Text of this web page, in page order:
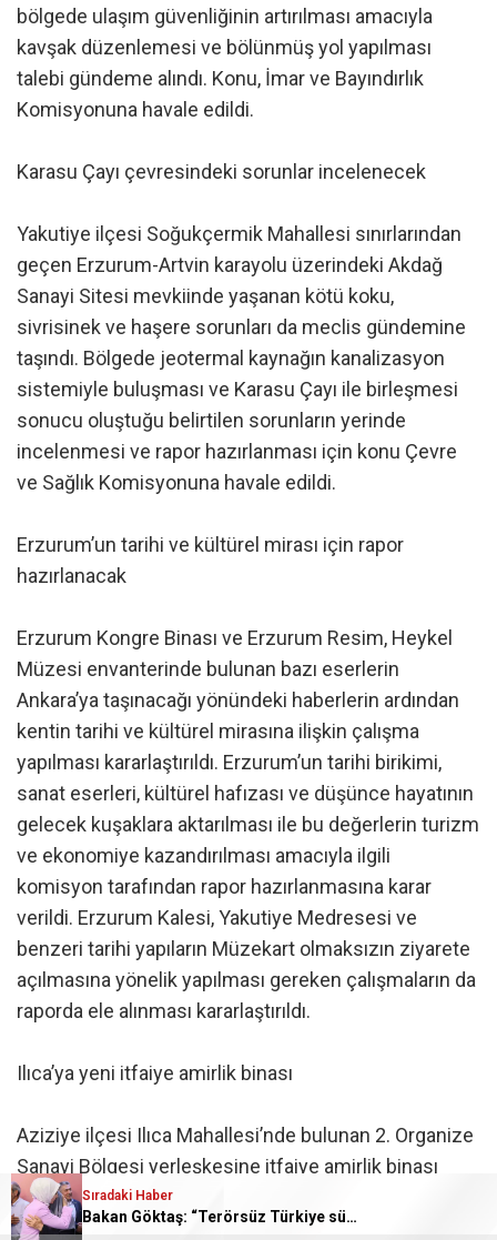
bölgede ulaşım güvenliğinin artırılması amacıyla
kavşak düzenlemesi ve bölünmüş yol yapılması
talebi gündeme alındı. Konu, İmar ve Bayındırlık
Komisyonuna havale edildi.
Karasu Çayı çevresindeki sorunlar incelenecek
Yakutiye ilçesi Soğukçermik Mahallesi sınırlarından
geçen Erzurum-Artvin karayolu üzerindeki Akdağ
Sanayi Sitesi mevkiinde yaşanan kötü koku,
sivrisinek ve haşere sorunları da meclis gündemine
taşındı. Bölgede jeotermal kaynağın kanalizasyon
sistemiyle buluşması ve Karasu Çayı ile birleşmesi
sonucu oluştuğu belirtilen sorunların yerinde
incelenmesi ve rapor hazırlanması için konu Çevre
ve Sağlık Komisyonuna havale edildi.
Erzurum’un tarihi ve kültürel mirası için rapor
hazırlanacak
Erzurum Kongre Binası ve Erzurum Resim, Heykel
Müzesi envanterinde bulunan bazı eserlerin
Ankara’ya taşınacağı yönündeki haberlerin ardından
kentin tarihi ve kültürel mirasına ilişkin çalışma
yapılması kararlaştırıldı. Erzurum’un tarihi birikimi,
sanat eserleri, kültürel hafızası ve düşünce hayatının
gelecek kuşaklara aktarılması ile bu değerlerin turizm
ve ekonomiye kazandırılması amacıyla ilgili
komisyon tarafından rapor hazırlanmasına karar
verildi. Erzurum Kalesi, Yakutiye Medresesi ve
benzeri tarihi yapıların Müzekart olmaksızın ziyarete
açılmasına yönelik yapılması gereken çalışmaların da
raporda ele alınması kararlaştırıldı.
Ilıca’ya yeni itfaiye amirlik binası
Aziziye ilçesi Ilıca Mahallesi’nde bulunan 2. Organize
Sanayi Bölgesi yerleşkesine itfaiye amirlik binası
yapılmasına yönelik protokol için Büyükşehir
Belediye Başkanı Mehmet Sekmen’e yetki verilmesi
Sıradaki Haber
Bakan Göktaş: “Terörsüz Türkiye sürecinde barışın, huzurun, istikrarın, ekonominin güçlendiği bir Türkiye kurmak istiyoruz”